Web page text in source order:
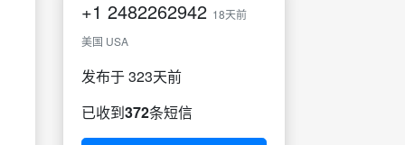
+1 2482262942 18天前
美国 USA
发布于 323天前
已收到372条短信